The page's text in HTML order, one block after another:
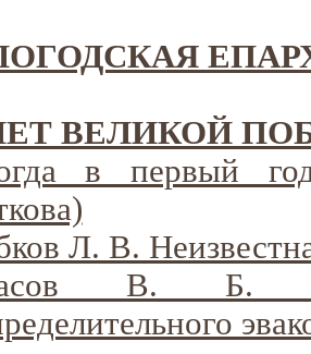
ВЕЛИКОЙ
в первый
Л. В.
В. Б.